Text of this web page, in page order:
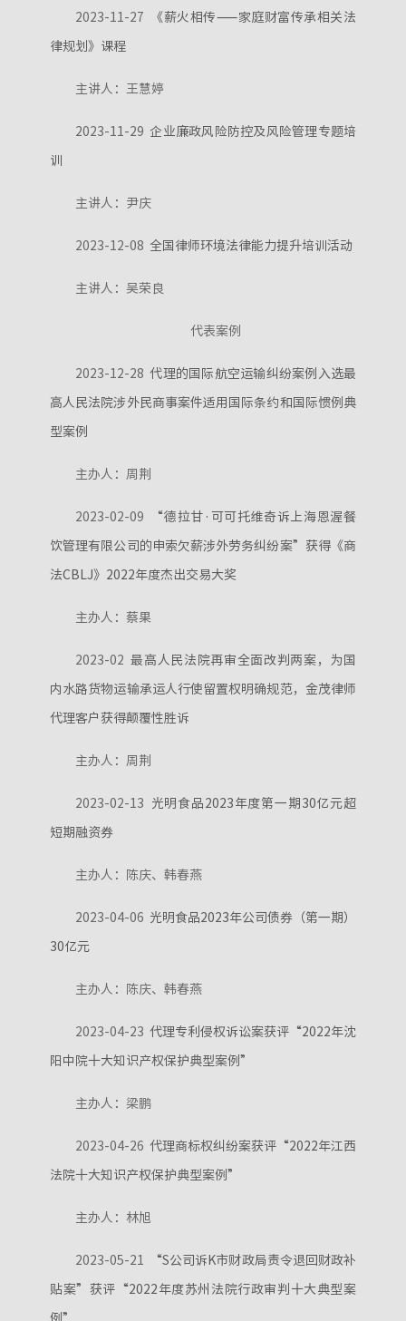
2023-11-27 《薪火相传——家庭财富传承相关法
律规划》课程
主讲人：王慧婷
2023-11-29企业廉政风险防控及风险管理专题培
训
主讲人：尹庆
2023-12-08 全国律师环境法律能力提升培训活动
主讲人：吴荣良
代表案例
2023-12-28代理的国际航空运输纠纷案例入选最
高人民法院涉外民商事案件适用国际条约和国际惯例典
型案例
主办人：周荆
2023-02-09 “德拉甘·可可托维奇诉上海恩渥餐
饮管理有限公司的申索欠薪涉外劳务纠纷案”获得《商
法CBLJ》2022年度杰出交易大奖
主办人：蔡果
2023-02最高人民法院再审全面改判两案，为国
内水路货物运输承运人行使留置权明确规范，金茂律师
代理客户获得颠覆性胜诉
主办人：周荆
2023-02-13 光明食品2023年度第一期30亿元超
短期融资券
主办人：陈庆、韩春燕
2023-04-06 光明食品2023年公司债券（第一期）
30亿元
主办人：陈庆、韩春燕
2023-04-23 代理专利侵权诉讼案获评“2022年沈
阳中院十大知识产权保护典型案例”
主办人：梁鹏
2023-04-26 代理商标权纠纷案获评“2022年江西
法院十大知识产权保护典型案例”
主办人：林旭
2023-05-21 “S公司诉K市财政局责令退回财政补
贴案”获评“2022年度苏州法院行政审判十大典型案
例”